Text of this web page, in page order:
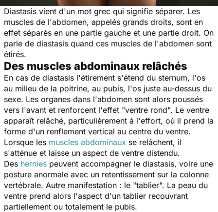
Diastasis vient d'un mot grec qui signifie séparer. Les
muscles de l'abdomen, appelés grands droits, sont en
effet séparés en une partie gauche et une partie droit. On
parle de diastasis quand ces muscles de l'abdomen sont
étirés.
Des muscles abdominaux relâchés
En cas de diastasis l'étirement s'étend du sternum, l'os
au milieu de la poitrine, au pubis, l'os juste au-dessus du
sexe. Les organes dans l'abdomen sont alors poussés
vers l'avant et renforcent l'effet "ventre rond". Le ventre
apparaît relâché, particulièrement à l'effort, où il prend la
forme d'un renflement vertical au centre du ventre.
Lorsque les muscles abdominaux se relâchent, il
s'atténue et laisse un aspect de ventre distendu.
Des hernies peuvent accompagner le diastasis, voire une
posture anormale avec un retentissement sur la colonne
vertébrale. Autre manifestation : le "tablier". La peau du
ventre prend alors l'aspect d'un tablier recouvrant
partiellement ou totalement le pubis.